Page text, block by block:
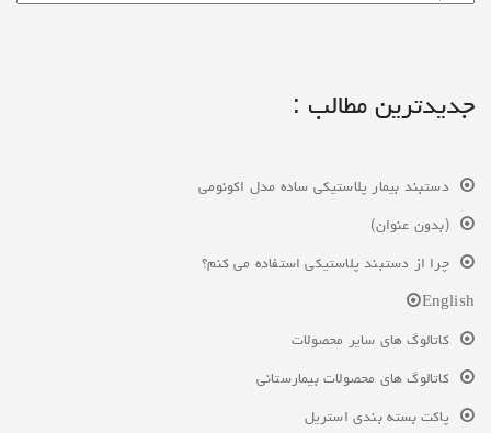
جدیدترین مطالب :
دستبند بیمار پلاستیکی ساده مدل اکونومی
(بدون عنوان)
چرا از دستبند پلاستیکی استفاده می کنم؟
English
کاتالوگ های سایر محصولات
کاتالوگ های محصولات بیمارستانی
پاکت بسته بندی استریل